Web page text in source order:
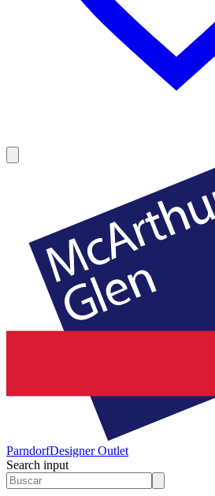
ParndorfDesigner Outlet
Search input